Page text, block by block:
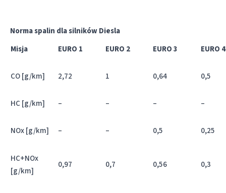
Norma spalin dla silników Diesla
Misja
EURO 1 EURO 2 EURO 3 EURO 4
CO [g/km] 2,72 1 0,64 0,5
HC [g/km] – – – –
NOx [g/km] – – 0,5 0,25
HC+NOx
[g/km]
0,97 0,7 0,56 0,3